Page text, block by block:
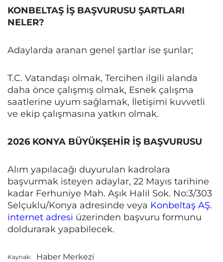
KONBELTAŞ İŞ BAŞVURUSU ŞARTLARI
NELER?
Adaylarda aranan genel şartlar ise şunlar;
T.C. Vatandaşı olmak, Tercihen ilgili alanda
daha önce çalışmış olmak, Esnek çalışma
saatlerine uyum sağlamak, İletişimi kuvvetli
ve ekip çalışmasına yatkın olmak.
2026 KONYA BÜYÜKŞEHİR İŞ BAŞVURUSU
Alım yapılacağı duyurulan kadrolara
başvurmak isteyen adaylar, 22 Mayıs tarihine
kadar Ferhuniye Mah. Aşık Halil Sok. No:3/303
Selçuklu/Konya adresinde veya Konbeltaş AŞ.
internet adresi üzerinden başvuru formunu
doldurarak yapabilecek.
Kaynak: Haber Merkezi